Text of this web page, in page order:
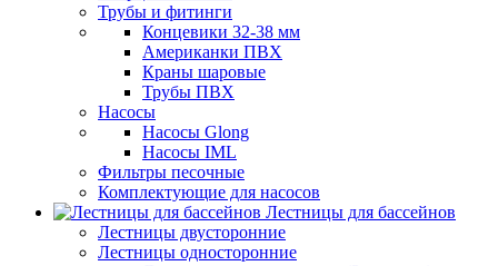
Трубы и фитинги
Концевики 32-38 мм
Американки ПВХ
Краны шаровые
Трубы ПВХ
Насосы
Насосы Glong
Насосы IML
Фильтры песочные
Комплектующие для насосов
Лестницы для бассейнов
Лестницы двусторонние
Лестницы односторонние